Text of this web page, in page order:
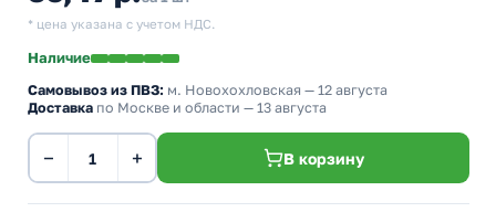
* цена указана с учетом НДС.
Наличие
Самовывоз из ПВЗ: м. Новохохловская — 12 августа
Доставка по Москве и области — 13 августа
− + В корзину